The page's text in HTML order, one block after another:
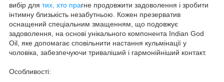
вибір для тих, хто прагне продовжити задоволення і зробити
інтимну близькість незабутньою. Кожен презерватив
оснащений спеціальним змащенням, що подовжує
задоволення, на основі унікального компонента Indian God
Oil, яке допомагає сповільнити настання кульмінації у
чоловіка, забезпечуючи триваліший і гармонійніший контакт.
Особливості: